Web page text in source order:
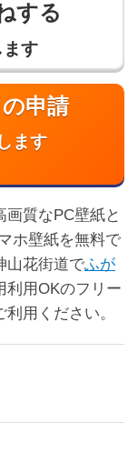
する
ます
申請
ます
質なPC壁紙と
ホ壁紙を無料で
山花街道でふが
利用OKのフリー
利用ください。